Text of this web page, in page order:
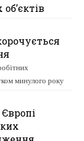
минулого року